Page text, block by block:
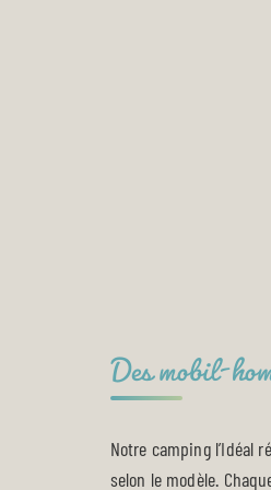
Des mobil-
Notre camping l’Idéal
selon le modèle.